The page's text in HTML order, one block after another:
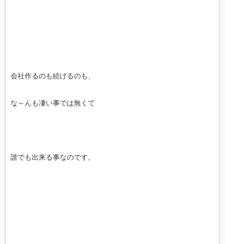
会社作るのも続けるのも、
な～んも凄い事では無くて
誰でも出来る事なのです。